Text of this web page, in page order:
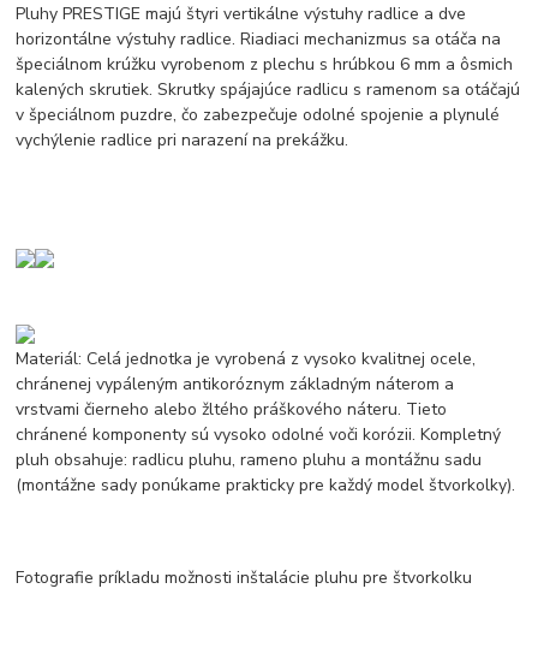
Pluhy PRESTIGE majú štyri vertikálne výstuhy radlice a dve
horizontálne výstuhy radlice. Riadiaci mechanizmus sa otáča na
špeciálnom krúžku vyrobenom z plechu s hrúbkou 6 mm a ôsmich
kalených skrutiek. Skrutky spájajúce radlicu s ramenom sa otáčajú
v špeciálnom puzdre, čo zabezpečuje odolné spojenie a plynulé
vychýlenie radlice pri narazení na prekážku.
Materiál: Celá jednotka je vyrobená z vysoko kvalitnej ocele,
chránenej vypáleným antikoróznym základným náterom a
vrstvami čierneho alebo žltého práškového náteru. Tieto
chránené komponenty sú vysoko odolné voči korózii. Kompletný
pluh obsahuje: radlicu pluhu, rameno pluhu a montážnu sadu
(montážne sady ponúkame prakticky pre každý model štvorkolky).
Fotografie príkladu možnosti inštalácie pluhu pre štvorkolku